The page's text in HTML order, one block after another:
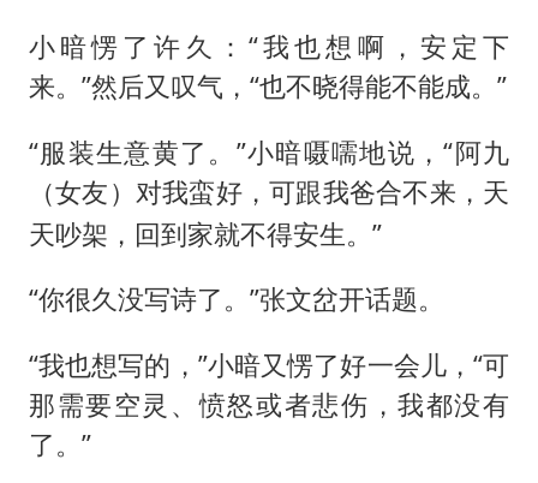
小暗愣了许久：“我也想啊，安定下
来。”然后又叹气，“也不晓得能不能成。”
“服装生意黄了。”小暗嗫嚅地说，“阿九
（女友 ）对我蛮好，可跟我爸合不来，天
天吵架，回到家就不得安生。”
“你很久没写诗了。”张文岔开话题。
“我也想写的，”小暗又愣了好一会儿，“可
那需要空灵、愤怒或者悲伤，我都没有
了。”